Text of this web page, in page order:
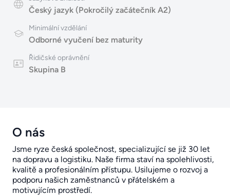
Český jazyk (Pokročilý začátečník A2)
Minimální vzdělání
Odborné vyučení bez maturity
Řidičské oprávnění
Skupina B
O nás
Jsme ryze česká společnost, specializující se již 30 let
na dopravu a logistiku. Naše firma staví na spolehlivosti,
kvalitě a profesionálním přístupu. Usilujeme o rozvoj a
podporu našich zaměstnanců v přátelském a
motivujícím prostředí.